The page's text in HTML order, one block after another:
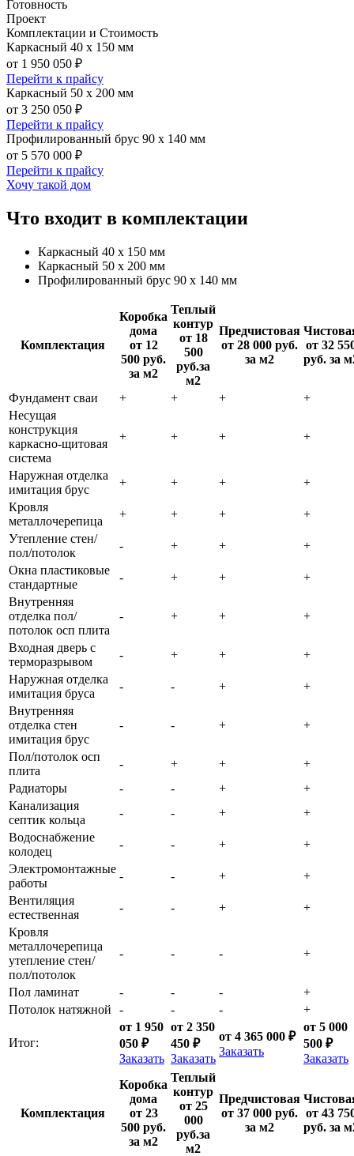
Готовность
Проект
Комплектации и Стоимость
Каркасный 40 х 150 мм
от 1 950 050 ₽
Перейти к прайсу
Каркасный 50 х 200 мм
от 3 250 050 ₽
Перейти к прайсу
Профилированный брус 90 х 140 мм
от 5 570 000 ₽
Перейти к прайсу
Хочу такой дом
Что входит в комплектации
Каркасный 40 х 150 мм
Каркасный 50 х 200 мм
Профилированный брус 90 х 140 мм
Комплектация
Коробка
дома
от 12
500 руб.
за м2
Теплый
контур
от 18
500
руб.за
м2
Предчистовая
от 28 000 руб.
за м2
от 32
руб. за
Фундамент сваи + + +
+
Несущая
конструкция
каркасно-щитовая
система
+ + + +
Наружная отделка
имитация брус
+ + +
+
Кровля
металлочерепица
+ + +
+
Утепление стен/
пол/потолок
- + +
+
Окна пластиковые
стандартные
- + +
+
Внутренняя
отделка пол/
потолок осп плита
- + + +
Входная дверь с
терморазрывом
- + +
+
Наружная отделка
имитация бруса
- - +
+
Внутренняя
отделка стен
имитация брус
- - + +
Пол/потолок осп
плита
- + +
+
Радиаторы
- - +
+
Канализация
септик кольца
- - +
+
Водоснабжение
колодец
- - +
+
Электромонтажные
работы
- - +
+
Вентиляция
естественная
- - +
+
Кровля
металлочерепица
утепление стен/
пол/потолок
- - - +
Пол ламинат - - -
+
Потолок натяжной
- - - +
Итог:
от 1 950
050 ₽
Заказать
от 2 350
450 ₽
Заказать
от 4 365 000 ₽
Заказать
от 5 000
500 ₽
Заказать
Комплектация
Коробка
дома
от 23
500 руб.
за м2
Теплый
контур
от 25
000
руб.за
м2
Предчистовая
от 37 000 руб.
за м2
от 43
руб. за